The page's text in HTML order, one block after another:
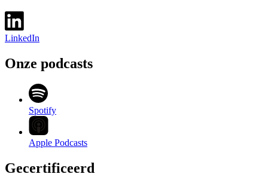
LinkedIn
Onze podcasts
Spotify
Apple Podcasts
Gecertificeerd